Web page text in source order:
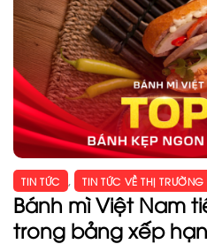
TIN TỨC , TIN TỨC VỀ THỊ TRƯỜNG
Bánh mì Việt Nam
trong bảng xếp